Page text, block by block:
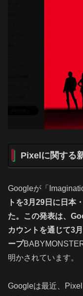
Pixelに関する
Googleが「
トを3月29日に日本
た。この発表は、
カウントを通じて3
ープ
明かされています。
Googleは最近、